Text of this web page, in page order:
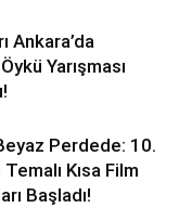
Ankara’da
Yarışması
Perdede: 10.
Kısa Film
Başladı!